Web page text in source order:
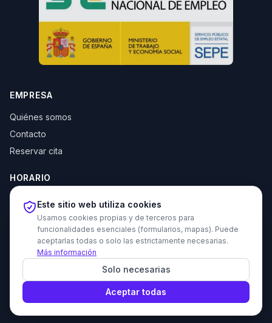
EMPRESA
Quiénes somos
Contacto
Reservar cita
HORARIO
Lun–Jue: 10:00–14:00 y 16:30–20:00
Vie: 10:00–14:00
© 2026 Tecni Estudio. Todos los derechos reservados.
Proyecto recomendado - Haz amigos nuevos gratis
Política de privacidad Política de cookies Aviso legal
Este sitio web utiliza cookies
Usamos cookies propias y de terceros para
funcionalidades esenciales (formularios, mapas). Puede
aceptarlas todas o solo las estrictamente necesarias.
Más información
Solo necesarias
Aceptar todas